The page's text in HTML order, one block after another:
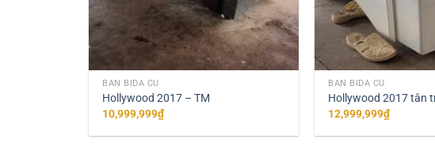
BÀN BIDA CŨ
Hollywood 2017 – TM
10,999,999₫
BÀN BIDA CŨ
Hollywood 2017 tân
12,999,999₫